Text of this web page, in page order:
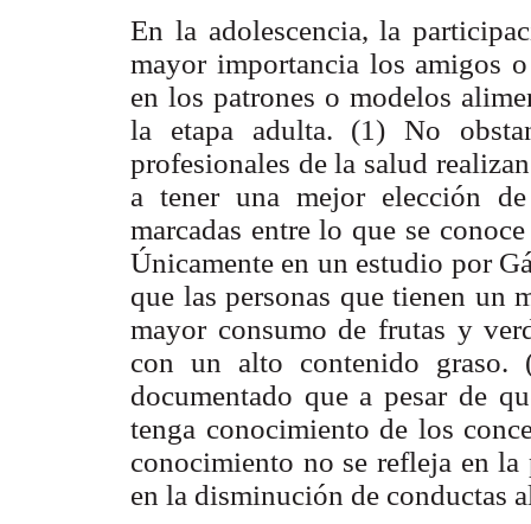
En la adolescencia, la
mayor importancia los amigos
en los patrones o modelos
la etapa adulta. (1) No
profesionales de la salud
a tener una mejor elección
marcadas entre lo que se
Únicamente en un estudio por
que las personas que tienen un
mayor consumo de frutas y
con un alto contenido graso.
documentado que a pesar de
tenga conocimiento de los
conocimiento no se refleja en
en la disminución de conductas